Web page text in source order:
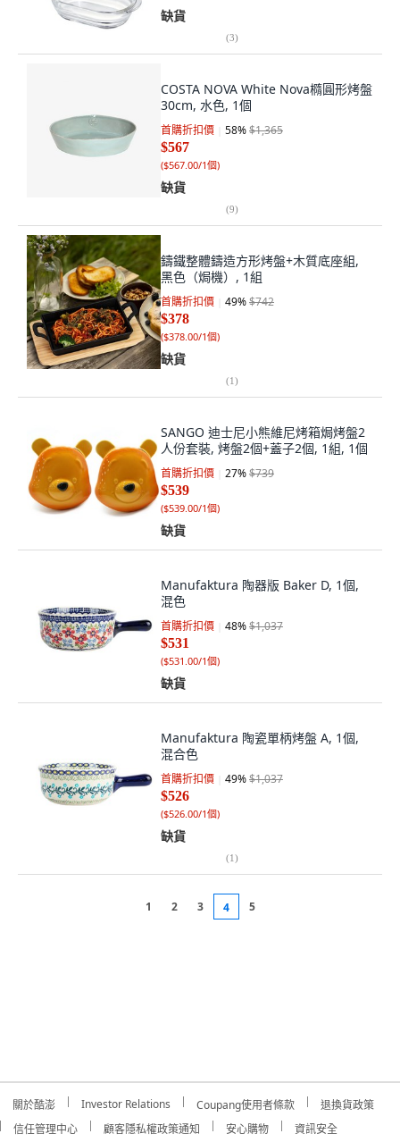
缺貨
(3)
COSTA NOVA White Nova橢圓形烤盤
30cm, 水色, 1個
首購折扣價 58%$1,365
$567
($567.00/1個)
缺貨
(9)
鑄鐵整體鑄造方形烤盤+木質底座組,
黑色（焗機）, 1組
首購折扣價 49%$742
$378
($378.00/1個)
缺貨
(1)
SANGO 迪士尼小熊維尼烤箱焗烤盤2
人份套裝, 烤盤2個+蓋子2個, 1組, 1個
首購折扣價 27%$739
$539
($539.00/1個)
缺貨
Manufaktura 陶器版 Baker D, 1個,
混色
首購折扣價 48%$1,037
$531
($531.00/1個)
缺貨
Manufaktura 陶瓷單柄烤盤 A, 1個,
混合色
首購折扣價 49%$1,037
$526
($526.00/1個)
缺貨
(1)
1 2 3 4 5
關於酷澎 Investor Relations Coupang使用者條款
退換貨政策
信任管理中心
顧客隱私權政策通知 安心購物 資訊安全